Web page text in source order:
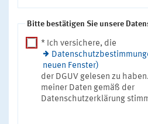
Bitte bestätigen Sie unsere
* Ich versichere, die
neuen Fenster)
der DGUV gelesen zu
meiner Daten gemäß der
Datenschutzerklärung